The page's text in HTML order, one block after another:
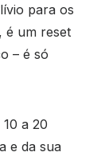
para os
é um reset
– é só
a 20
e da sua